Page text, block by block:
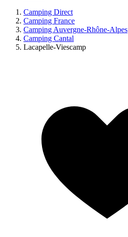
Camping Direct
Camping France
Camping Auvergne-Rhône-Alpes
Camping Cantal
Lacapelle-Viescamp